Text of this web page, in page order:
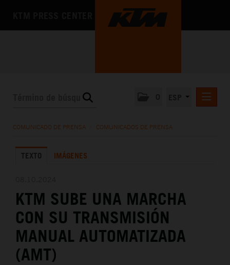
LA EMPRESA
COMUNICADO DE PRENSA COMUNICADOS DE PRENSA
TEXTO IMÁGENES
KTM SUBE UNA MARCHA
CON SU TRANSMISIÓN
MANUAL AUTOMATIZADA
(AMT)